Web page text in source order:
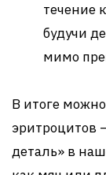
течение
будучи
мимо
В итоге
эритроцитов
деталь» в